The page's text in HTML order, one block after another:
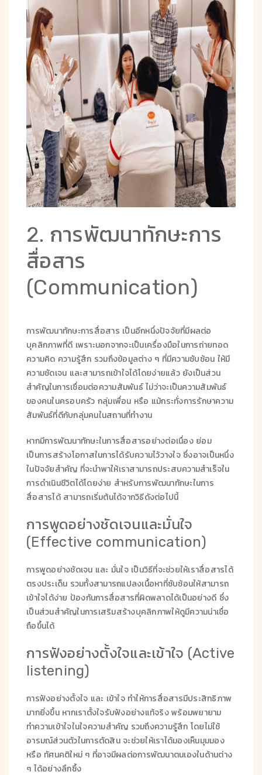
2. การพัฒนาทักษะการ
สื่อสาร
(Communication)
การพัฒนาทักษะการสื่อสาร เป็นอีกหนึ่งปัจจัยที่มีผลต่อ
บุคลิกภาพที่ดี เพราะนอกจากจะเป็นเครื่องมือในการถ่ายทอด
ความคิด ความรู้สึก รวมถึงข้อมูลต่าง ๆ ที่มีความซับซ้อน ให้มี
ความชัดเจน และสามารถเข้าใจได้โดยง่ายแล้ว ยังเป็นส่วน
สำคัญในการเชื่อมต่อความสัมพันธ์ ไม่ว่าจะเป็นความสัมพันธ์
ของคนในครอบครัว กลุ่มเพื่อน หรือ แม้กระทั่งการรักษาความ
สัมพันธ์ที่ดีกับกลุ่มคนในสถานที่ทำงาน
หากมีการพัฒนาทักษะในการสื่อสารอย่างต่อเนื่อง ย่อม
เป็นการสร้างโอกาสในการได้รับความไว้วางใจ ซึ่งอาจเป็นหนึ่ง
ในปัจจัยสำคัญ ที่จะนำพาให้เราสามารถประสบความสำเร็จใน
การดำเนินชีวิตได้โดยง่าย สำหรับการพัฒนาทักษะในการ
สื่อสารได้ สามารถเริ่มต้นได้จากวิธีดังต่อไปนี้
การพูดอย่างชัดเจนและมั่นใจ
(Effective communication)
การพูดอย่างชัดเจน และ มั่นใจ เป็นวิธีที่จะช่วยให้เราสื่อสารได้
ตรงประเด็น รวมทั้งสามารถแปลงเนื้อหาที่ซับซ้อนให้สามารถ
เข้าใจได้ง่าย ป้องกันการสื่อสารที่ผิดพลาดได้เป็นอย่างดี ซึ่ง
เป็นส่วนสำคัญในการเสริมสร้างบุคลิกภาพให้ดูมีความน่าเชื่อ
ถือขึ้นได้
การฟังอย่างตั้งใจและเข้าใจ (Active
listening)
การฟังอย่างตั้งใจ และ เข้าใจ ทำให้การสื่อสารมีประสิทธิภาพ
มากยิ่งขึ้น หากเราตั้งใจรับฟังอย่างแท้จริง พร้อมพยายาม
ทำความเข้าใจในใจความสำคัญ รวมถึงความรู้สึก โดยไม่ใช้
อารมณ์ส่วนตัวในการตัดสิน จะช่วยให้เราได้มองเห็นมุมมอง
หรือ ทัศนคติใหม่ ๆ ที่อาจมีผลต่อการพัฒนาตนเองในด้านต่าง
ๆ ได้อย่างลึกซึ้ง